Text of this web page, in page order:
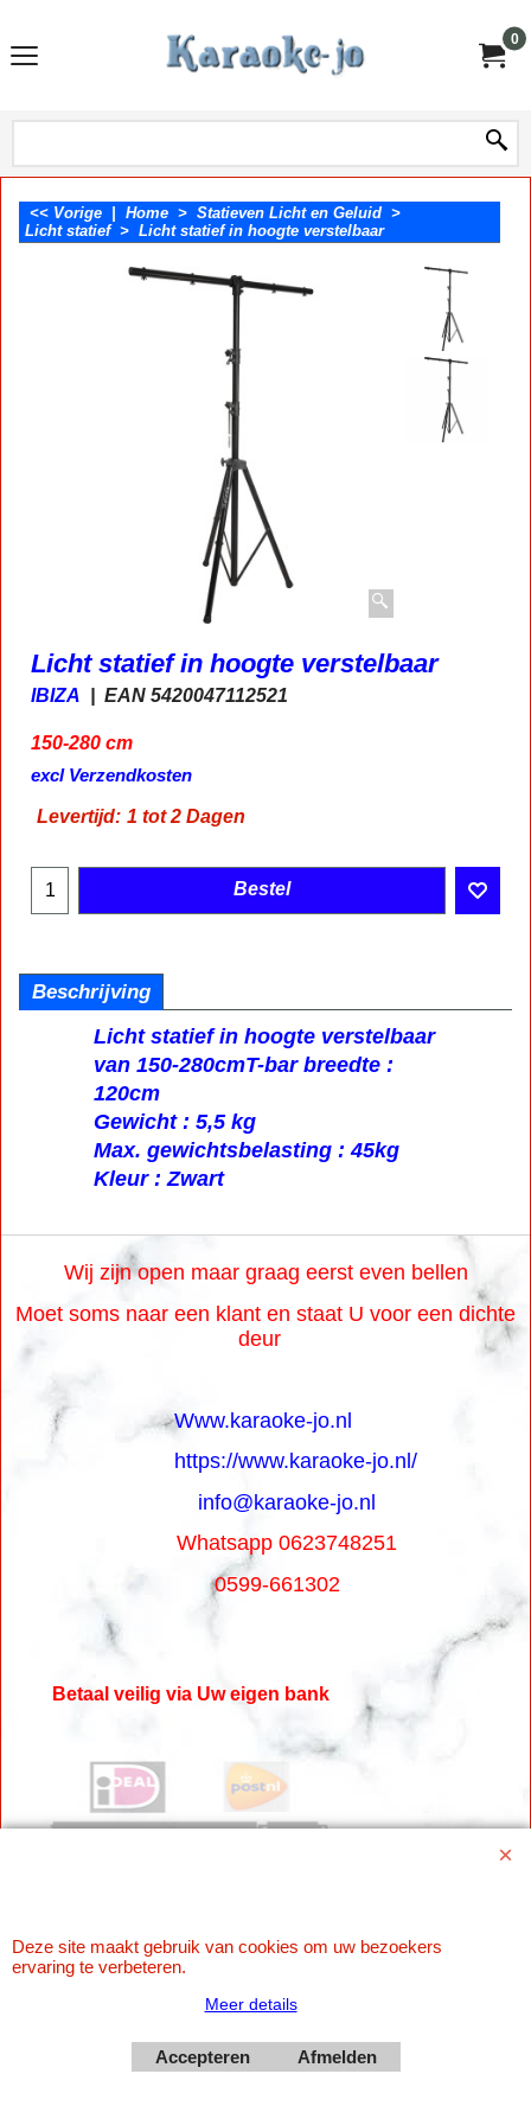
0
<< Vorige Home > Statieven Licht en Geluid >
Licht statief > Licht statief in hoogte verstelbaar
Licht statief in hoogte verstelbaar
IBIZA EAN 5420047112521
150-280 cm
€59.00 incl BTW
excl Verzendkosten
Beschrijving
Licht statief in hoogte verstelbaar
van 150-280cmT-bar breedte :
120cm
Gewicht : 5,5 kg
Max. gewichtsbelasting : 45kg
Wij zijn open maar graag eerst even bellen
Moet soms naar een klant en staat U voor een dichte
deur
Www.karaoke-jo.nl
https://www.karaoke-jo.nl/
info@karaoke-jo.nl
Whatsapp 0623748251
0599-661302
Betaal veilig via Uw eigen bank
software.
Deze site maakt gebruik van cookies om uw bezoekers
ervaring te verbeteren.
Meer details
Accepteren Afmelden